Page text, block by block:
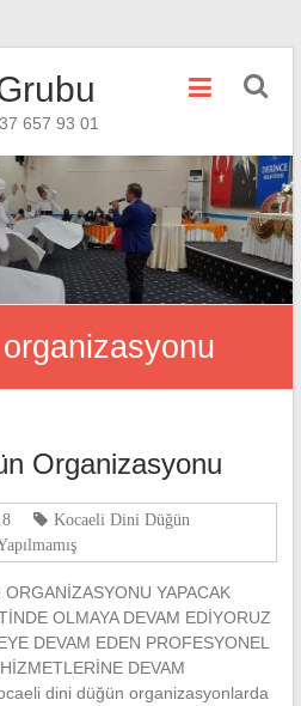
657 93 01
Organizasyonu
Kocaeli Dini Düğün
YAPACAK
OLMAYA DEVAM EDİYORUZ
DEVAM EDEN PROFESYONEL
DEVAM
dini düğün organizasyonlarda